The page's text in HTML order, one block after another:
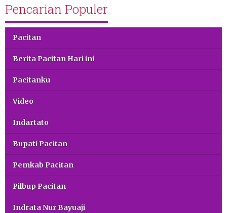
Pencarian Populer
Pacitan
Berita Pacitan Hari ini
Pacitanku
Video
Indartato
Bupati Pacitan
Pemkab Pacitan
Pilbup Pacitan
Indrata Nur Bayuaji